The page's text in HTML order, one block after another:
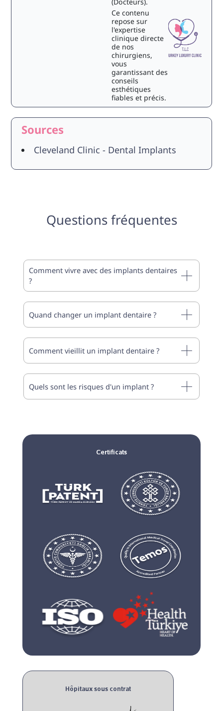
Ce contenu
repose sur
l'expertise
clinique directe
de nos
chirurgiens,
vous
garantissant des
conseils
esthétiques
fiables et précis.
Sources
Cleveland Clinic - Dental Implants
Questions fréquentes
Comment vivre avec des implants dentaires
?
Quand changer un implant dentaire ?
Comment vieillit un implant dentaire ?
Quels sont les risques d'un implant ?
Hôpitaux sous contrat
Certificats